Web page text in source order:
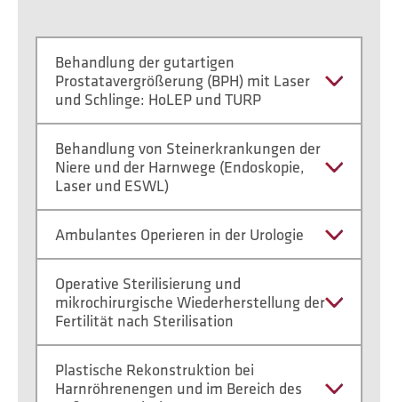
Behandlung der gutartigen
Prostatavergrößerung (BPH) mit Laser
und Schlinge: HoLEP und TURP
Behandlung von Steinerkrankungen der
Niere und der Harnwege (Endoskopie,
Laser und ESWL)
Ambulantes Operieren in der Urologie
Operative Sterilisierung und
mikrochirurgische Wiederherstellung der
Fertilität nach Sterilisation
Plastische Rekonstruktion bei
Harnröhrenengen und im Bereich des